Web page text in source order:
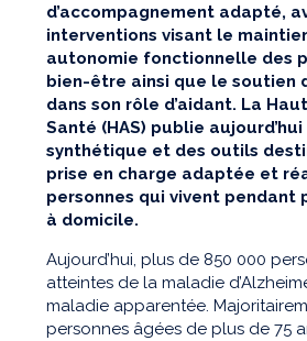
d’accompagnement adapté,
interventions visant le maintien
autonomie fonctionnelle des
bien-être ainsi que le soutien
dans son rôle d’aidant. La
Santé (HAS) publie
synthétique et des outils
prise en charge adaptée et
personnes qui vivent pendant
à domicile.
Aujourd’hui, plus de 850 000
atteintes de la maladie
maladie apparentée.
personnes âgées de plus de 75